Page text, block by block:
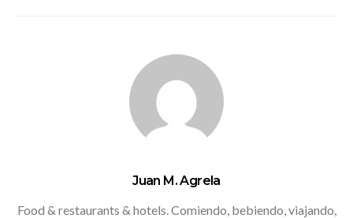
Juan M. Agrela
Food & restaurants & hotels. Comiendo, bebiendo, viajando,